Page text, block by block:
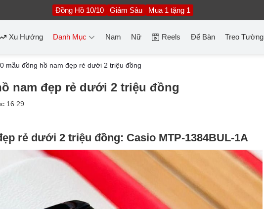
Đồng Hồ 10/10 Giảm Sâu Mua 1 tặng 1
Xu Hướng Danh Mục Nam Nữ Reels Để Bàn Treo Tường
mẫu đồng hồ nam đẹp rẻ dưới 2 triệu đồng
nam đẹp rẻ dưới 2 triệu đồng
16:29
rẻ dưới 2 triệu đồng: Casio MTP-1384BUL-1A